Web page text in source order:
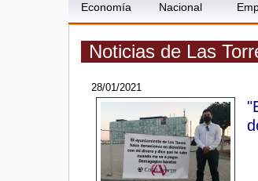
Economía Nacional
Noticias de Las
28/01/2021